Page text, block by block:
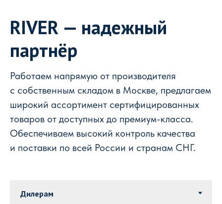
RIVER — надежный
партнёр
Работаем напрямую от производителя
с собственным складом в Москве, предлагаем
широкий ассортимент сертифицированных
товаров от доступных до премиум-класса.
Обеспечиваем высокий контроль качества
и поставки по всей России и странам СНГ.